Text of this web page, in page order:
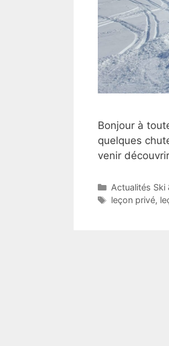
Bonjour à
quelques
venir
Catégories
Actualités Ski
Étiquettes
leçon privé,